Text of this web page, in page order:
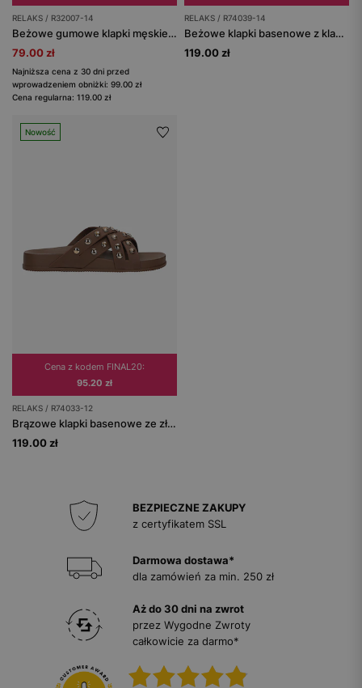
RELAKS / R32007-14
Beżowe gumowe klapki męskie RELAKS z czarnym logo
79.00 zł
Najniższa cena z 30 dni przed
wprowadzeniem obniżki: 99.00 zł
Cena regularna: 119.00 zł
RELAKS / R74039-14
Beżowe klapki basenowe z klamrą RELAKS
119.00 zł
Nowość
Cena z kodem FINAL20:
95.20 zł
RELAKS / R74033-12
Brązowe klapki basenowe ze złotymi nitami RELAKS
119.00 zł
BEZPIECZNE ZAKUPY
z certyfikatem SSL
Darmowa dostawa*
dla zamówień za min. 250 zł
Aż do 30 dni na zwrot
przez Wygodne Zwroty
całkowicie za darmo*